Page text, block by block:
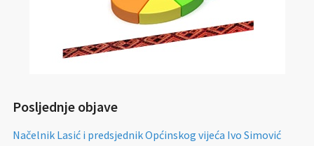
Posljednje objave
Načelnik Lasić i predsjednik Općinskog vijeća Ivo Simović